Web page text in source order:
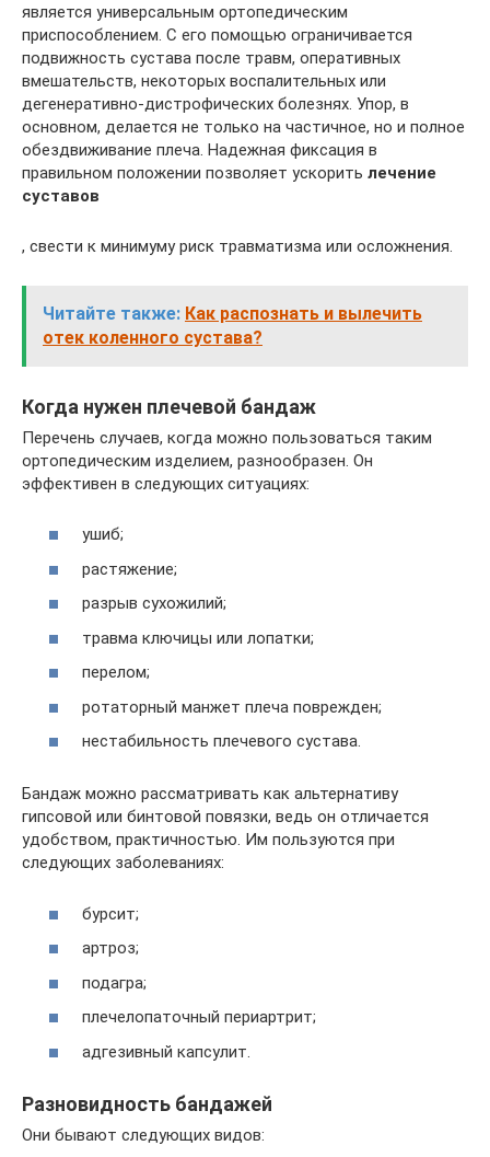
является универсальным ортопедическим
приспособлением. С его помощью ограничивается
подвижность сустава после травм, оперативных
вмешательств, некоторых воспалительных или
дегенеративно-дистрофических болезнях. Упор, в
основном, делается не только на частичное, но и полное
обездвиживание плеча. Надежная фиксация в
правильном положении позволяет ускорить лечение
суставов
, свести к минимуму риск травматизма или осложнения.
Читайте также: Как распознать и вылечить
отек коленного сустава?
Когда нужен плечевой бандаж
Перечень случаев, когда можно пользоваться таким
ортопедическим изделием, разнообразен. Он
эффективен в следующих ситуациях:
ушиб;
растяжение;
разрыв сухожилий;
травма ключицы или лопатки;
перелом;
ротаторный манжет плеча поврежден;
нестабильность плечевого сустава.
Бандаж можно рассматривать как альтернативу
гипсовой или бинтовой повязки, ведь он отличается
удобством, практичностью. Им пользуются при
следующих заболеваниях:
бурсит;
артроз;
подагра;
плечелопаточный периартрит;
адгезивный капсулит.
Разновидность бандажей
Они бывают следующих видов: